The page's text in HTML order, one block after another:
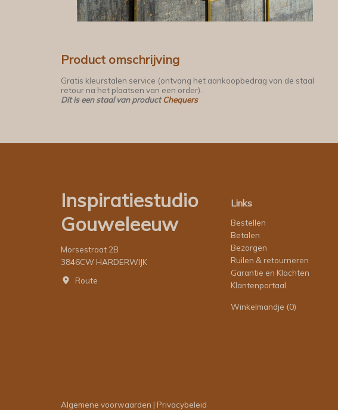
Product omschrijving
Gratis kleurstalen service (ontvang het aankoopbedrag van de staal
retour na het plaatsen van een order).
Dit is een staal van productChequers
Inspiratiestudio
Gouweleeuw
Morsestraat 2B
3846CW HARDERWIJK
Route
Links
Bestellen
Betalen
Bezorgen
Ruilen & retourneren
Garantie en Klachten
Klantenportaal
Winkelmandje (0)
Algemene voorwaarden | Privacybeleid